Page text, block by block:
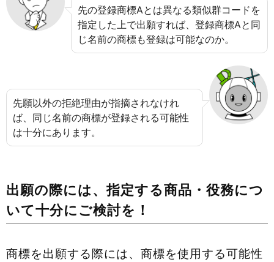
先の登録商標Aとは異なる類似群コードを
指定した上で出願すれば、登録商標Aと同
じ名前の商標も登録は可能なのか。
先願以外の拒絶理由が指摘されなけれ
ば、同じ名前の商標が登録される可能性
は十分にあります。
出願の際には、指定する商品・役務につ
いて十分にご検討を！
商標を出願する際には、商標を使用する可能性